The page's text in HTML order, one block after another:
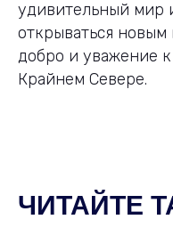
удивительный мир
открываться новым
добро и уважение
Крайнем Севере.
ЧИТАЙТЕ